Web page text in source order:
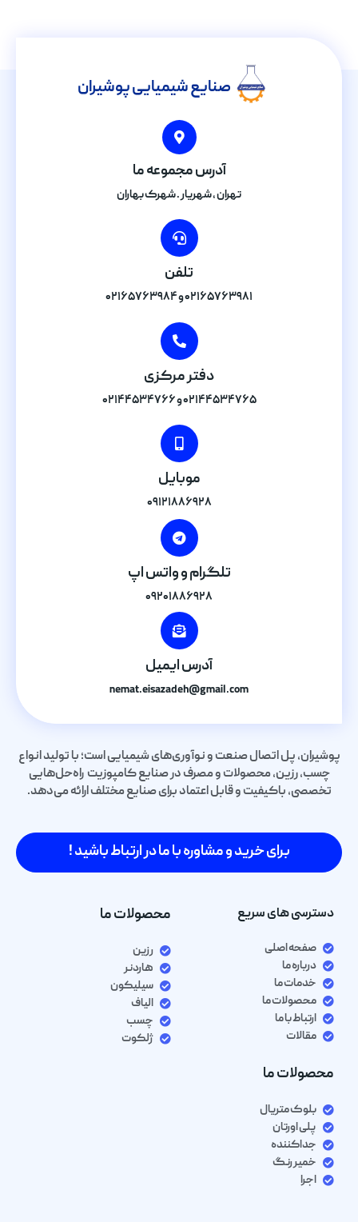
صنایع شیمیایی پوشیران
آدرس مجموعه ما
تهران , شهریار . شهرک بهاران
تلفن
۰۲۱۶۵۷۶۳۹۸۱ و ۰۲۱۶۵۷۶۳۹۸۴
دفتر مرکزی
۰۲۱۴۴۵۳۴۷۶۵ و ۰۲۱۴۴۵۳۴۷۶۶
موبایل
۰۹۱۲۱۸۸۶۹۲۸
تلگرام و واتس اپ
۰۹۲۰۱۸۸۶۹۲۸
آدرس ایمیل
nemat.eisazadeh@gmail.com
پوشیران، پل اتصال صنعت و نوآوری‌های شیمیایی است؛ با تولید انواع
چسب، رزین، محصولات و مصرف در صنایع کامپوزیت راه‌حل‌هایی
تخصصی، باکیفیت و قابل اعتماد برای صنایع مختلف ارائه می‌دهد.
برای خرید و مشاوره با ما در ارتباط باشید !
دسترسی های سریع
صفحه اصلی
درباره ما
خدمات ما
محصولات ما
ارتباط با ما
مقالات
محصولات ما
رزین
هاردنر
سیلیکون
الیاف
چسب
ژلکوت
محصولات ما
بلوک متریال
پلی اورتان
جداکننده
خمیر رنگ
اجرا